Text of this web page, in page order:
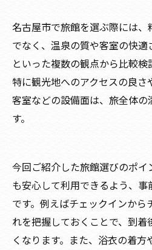
名古屋市で旅館を選ぶ際には
でなく、温泉の質や客室の快
といった複数の観点から比較検
特に観光地へのアクセスの良さ
客室などの設備面は、旅全体
す。
今回ご紹介した旅館選びのポ
も安心して利用できるよう、
です。例えばチェックインか
れを把握しておくことで、到
くなります。また、浴衣の着